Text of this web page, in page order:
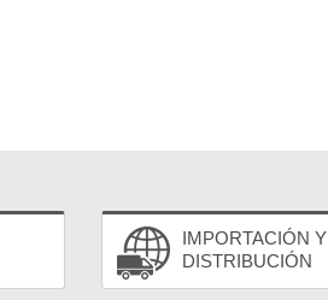
IMPORTACIÓN Y
DISTRIBUCIÓN